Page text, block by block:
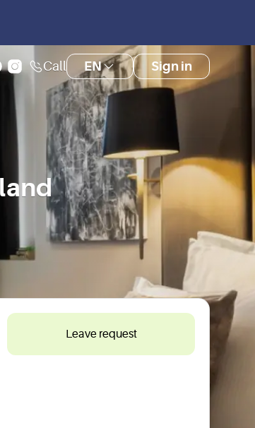
Call EN Sign in
Leave request